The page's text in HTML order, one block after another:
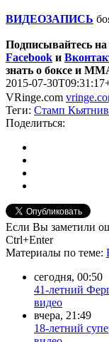
ВИДЕОЗАПИСЬ
Подписывайтесь
Facebook и
знать о боксе и
2015-07-
VRinge.com
Теги: Стамп
Поделиться:
Если Вы заметили
Ctrl+Enter
Материалы по теме:
сегодня, 00:50
41-летний
видео
вчера, 21:49
18-летний